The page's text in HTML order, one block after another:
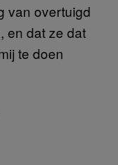
van overtuigd
en dat ze dat
te doen